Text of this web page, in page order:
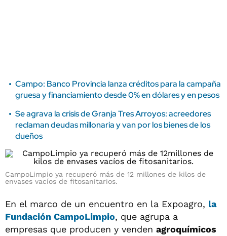
Campo: Banco Provincia lanza créditos para la campaña
gruesa y financiamiento desde 0% en dólares y en pesos
Se agrava la crisis de Granja Tres Arroyos: acreedores
reclaman deudas millonaria y van por los bienes de los
dueños
CampoLimpio ya recuperó más de 12 millones de kilos de
envases vacíos de fitosanitarios.
En el marco de un encuentro en la Expoagro, la
Fundación CampoLimpio, que agrupa a
empresas que producen y venden agroquímicos